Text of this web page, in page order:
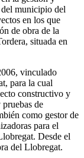
municipio del
en los que
de obra de la
situada en
vinculado
para la cual
constructivo y
de
como gestor de
para el
Desde el
del Llobregat.